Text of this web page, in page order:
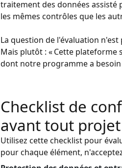
traitement des données assisté
les mêmes contrôles que les
La question de l'évaluation n'est
Mais plutôt : « Cette plateforme
dont notre programme a besoin
Checklist de
avant tout
Utilisez cette checklist pour
pour chaque élément,